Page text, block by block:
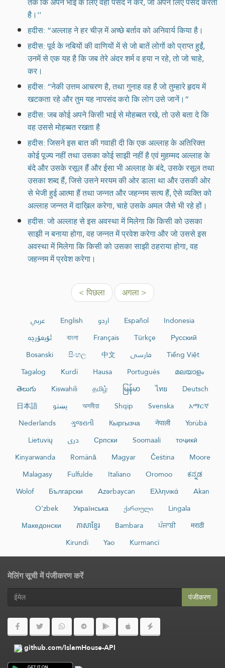
है।''
हदीस: “अल्लाह ने हर चीज़ में अच्छे बर्ताव को अनिवार्य किया है।
हदीस: पूर्व के नबियों की वाणियों में से जो बातें लोगों को प्राप्त हुईं,
उनमें से एक यह है कि जब तेरे अंदर शर्म व हया न रहे, तो जो चाहे,
कर।
हदीस: “नेकी उत्तम आचरण है, तथा गुनाह वह है जो तुम्हारे हृदय में
खटकता रहे और तुम यह नापसंद करो कि लोग उसे जानें।”
हदीस: जब कोई अपने किसी भाई से मोहब्बत रखे, तो उसे बता दे कि
वह उससे मोहब्बत रखता है
हदीस: जिसने इस बात की गवाही दी कि एक अल्लाह के अतिरिक्त
कोई पूज्य नहीं तथा उसका कोई साझी नहीं है एवं मुहम्मद अल्लाह के
बंदे और उसके रसूल हैं और ईसा भी अल्लाह के बंदे, उसके रसूल तथा
उसका शब्द हैं, जिसे उसने मरयम की ओर डाला था और उसकी ओर
से भेजी हुई आत्मा हैं तथा जन्नत और जहन्नम सत्य हैं, ऐसे व्यक्ति को
अल्लाह जन्नत में दाख़िल करेगा, चाहे उसके अमल जैसे भी रहे हों।
हदीस: जो अल्लाह से इस अवस्था में मिलेगा कि किसी को उसका
साझी न बनाया होगा, वह जन्नत में प्रवेश करेगा और जो उससे इस
अवस्था में मिलेगा कि किसी को उसका साझी ठहराया होगा, वह
जहन्नम में प्रवेश करेगा।
< पिछला अगला >
عربي English اردو Español
Indonesia
ئۇيغۇرچە
বাংলা Français Türkçe
Русский
Bosanski
සිංහල 中文 فارسی
Tiếng Việt
Tagalog
Kurdî Hausa Português
മലയാളം
తెలుగు
Kiswahili தமிழ் မြန်မာ ไทย
Deutsch
日本語
پښتو অসমীয়া Shqip Svenska
አማርኛ
Nederlands
ગુજરાતી Кыргызча नेपाली
Yorùbá
Lietuvių
دری Српски Soomaali
тоҷикӣ
Kinyarwanda
Română Magyar Čeština
Moore
Malagasy
Fulfulde Italiano Oromoo
ಕನ್ನಡ
Wolof
Български Azərbaycan Ελληνικά
Akan
O‘zbek
Українська ქართული
Lingala
Македонски
ភាសាខ្មែរ Bambara ਪੰਜਾਬੀ
मराठी
Kirundi
Yao Kurmancî
मेलिंग सूची में पंजीकरण करें
पंजीकरण
github.com/IslamHouse-API